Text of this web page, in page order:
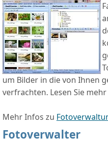
um Bilder in die von Ihnen
verfrachten. Lesen Sie
Mehr Infos zu
Fotoverwalter